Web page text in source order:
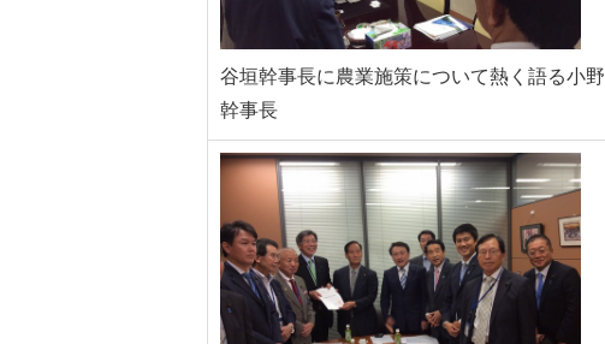
谷垣幹事長に農業施策について熱く語る小野
幹事長